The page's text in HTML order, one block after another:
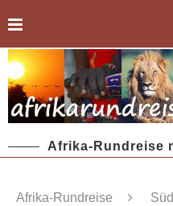
Afrika-Rundreise
Afrika-Rundreise